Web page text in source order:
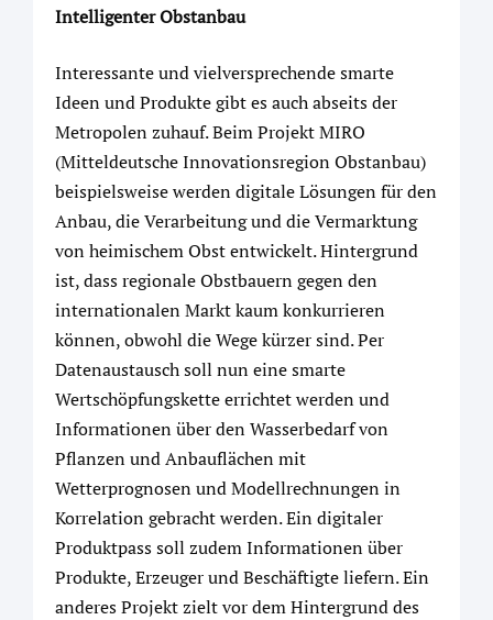
Intelligenter Obstanbau
Interessante und vielversprechende smarte
Ideen und Produkte gibt es auch abseits der
Metropolen zuhauf. Beim Projekt MIRO
(Mitteldeutsche Innovationsregion Obstanbau)
beispielsweise werden digitale Lösungen für den
Anbau, die Verarbeitung und die Vermarktung
von heimischem Obst entwickelt. Hintergrund
ist, dass regionale Obstbauern gegen den
internationalen Markt kaum konkurrieren
können, obwohl die Wege kürzer sind. Per
Datenaustausch soll nun eine smarte
Wertschöpfungskette errichtet werden und
Informationen über den Wasserbedarf von
Pflanzen und Anbauflächen mit
Wetterprognosen und Modellrechnungen in
Korrelation gebracht werden. Ein digitaler
Produktpass soll zudem Informationen über
Produkte, Erzeuger und Beschäftigte liefern. Ein
anderes Projekt zielt vor dem Hintergrund des